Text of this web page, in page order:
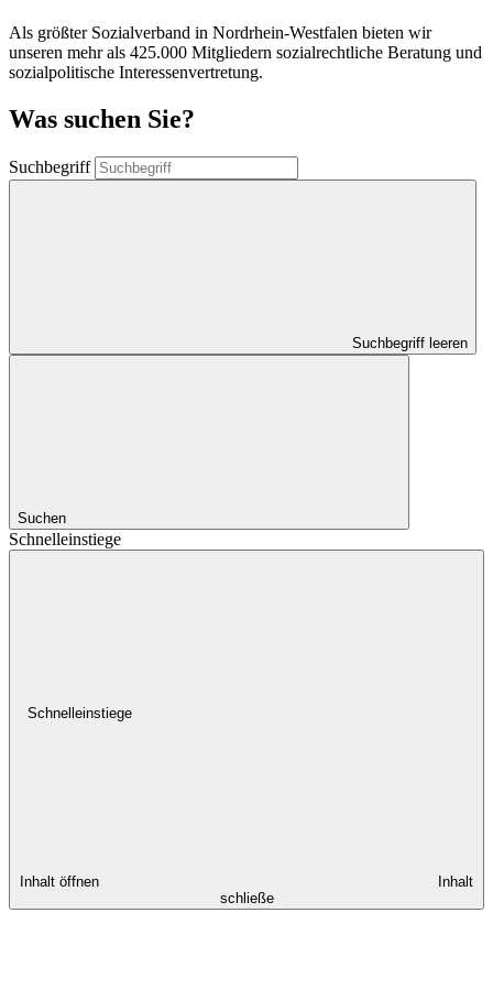
Als größter Sozialverband in Nordrhein-Westfalen bieten wir
unseren mehr als 425.000 Mitgliedern sozialrechtliche Beratung und
sozialpolitische Interessenvertretung.
Was suchen Sie?
Suchbegriff
Suchbegriff leeren
Suchen
Schnelleinstiege
Schnelleinstiege
Inhalt öffnen
Inhalt
schließe